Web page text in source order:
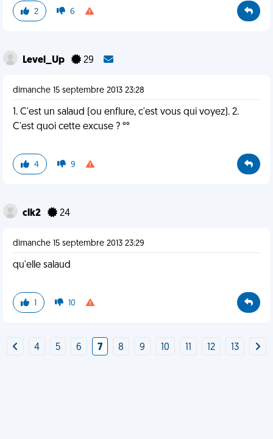
2 6
Level_Up 29
dimanche 15 septembre 2013 23:28
1. C'est un salaud (ou enflure, c'est vous qui voyez). 2.
C'est quoi cette excuse ? °°
4 9
clk2 24
dimanche 15 septembre 2013 23:29
qu'elle salaud
1 10
4 5 6 7 8 9 10 12 13